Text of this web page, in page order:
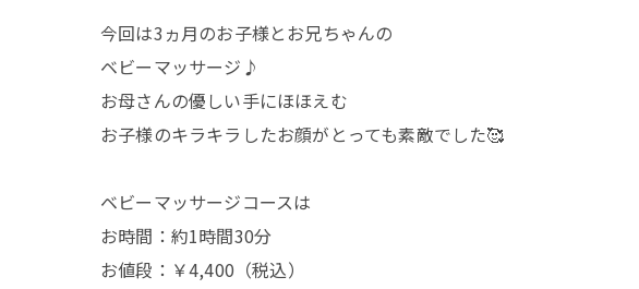
今回は3ヵ月のお子様とお兄ちゃんの
ベビーマッサージ♪
お母さんの優しい手にほほえむ
お子様のキラキラしたお顔がとっても素敵でした🥰
ベビーマッサージコースは
お時間：約1時間30分
お値段：￥4,400（税込）